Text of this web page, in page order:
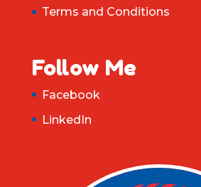
Terms and Conditions
Follow Me
Facebook
LinkedIn